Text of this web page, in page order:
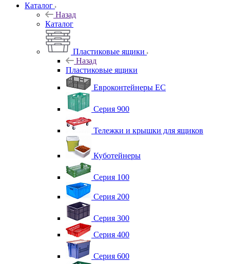
Каталог
Назад
Каталог
Пластиковые ящики
Назад
Пластиковые ящики
Евроконтейнеры ЕС
Серия 900
Тележки и крышки для ящиков
Куботейнеры
Серия 100
Серия 200
Серия 300
Серия 400
Серия 600